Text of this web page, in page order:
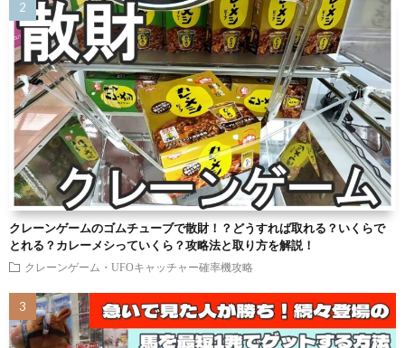
クレーンゲームのゴムチューブで散財！？どうすれば取れる？いくらで
とれる？カレーメシっていくら？攻略法と取り方を解説！
クレーンゲーム・UFOキャッチャー確率機攻略